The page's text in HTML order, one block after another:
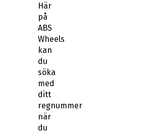
Här
på
ABS
Wheels
kan
du
söka
med
ditt
regnummer
när
du